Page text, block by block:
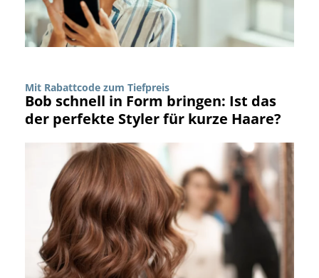
Mit Rabattcode zum Tiefpreis
Bob schnell in Form bringen: Ist das
der perfekte Styler für kurze Haare?